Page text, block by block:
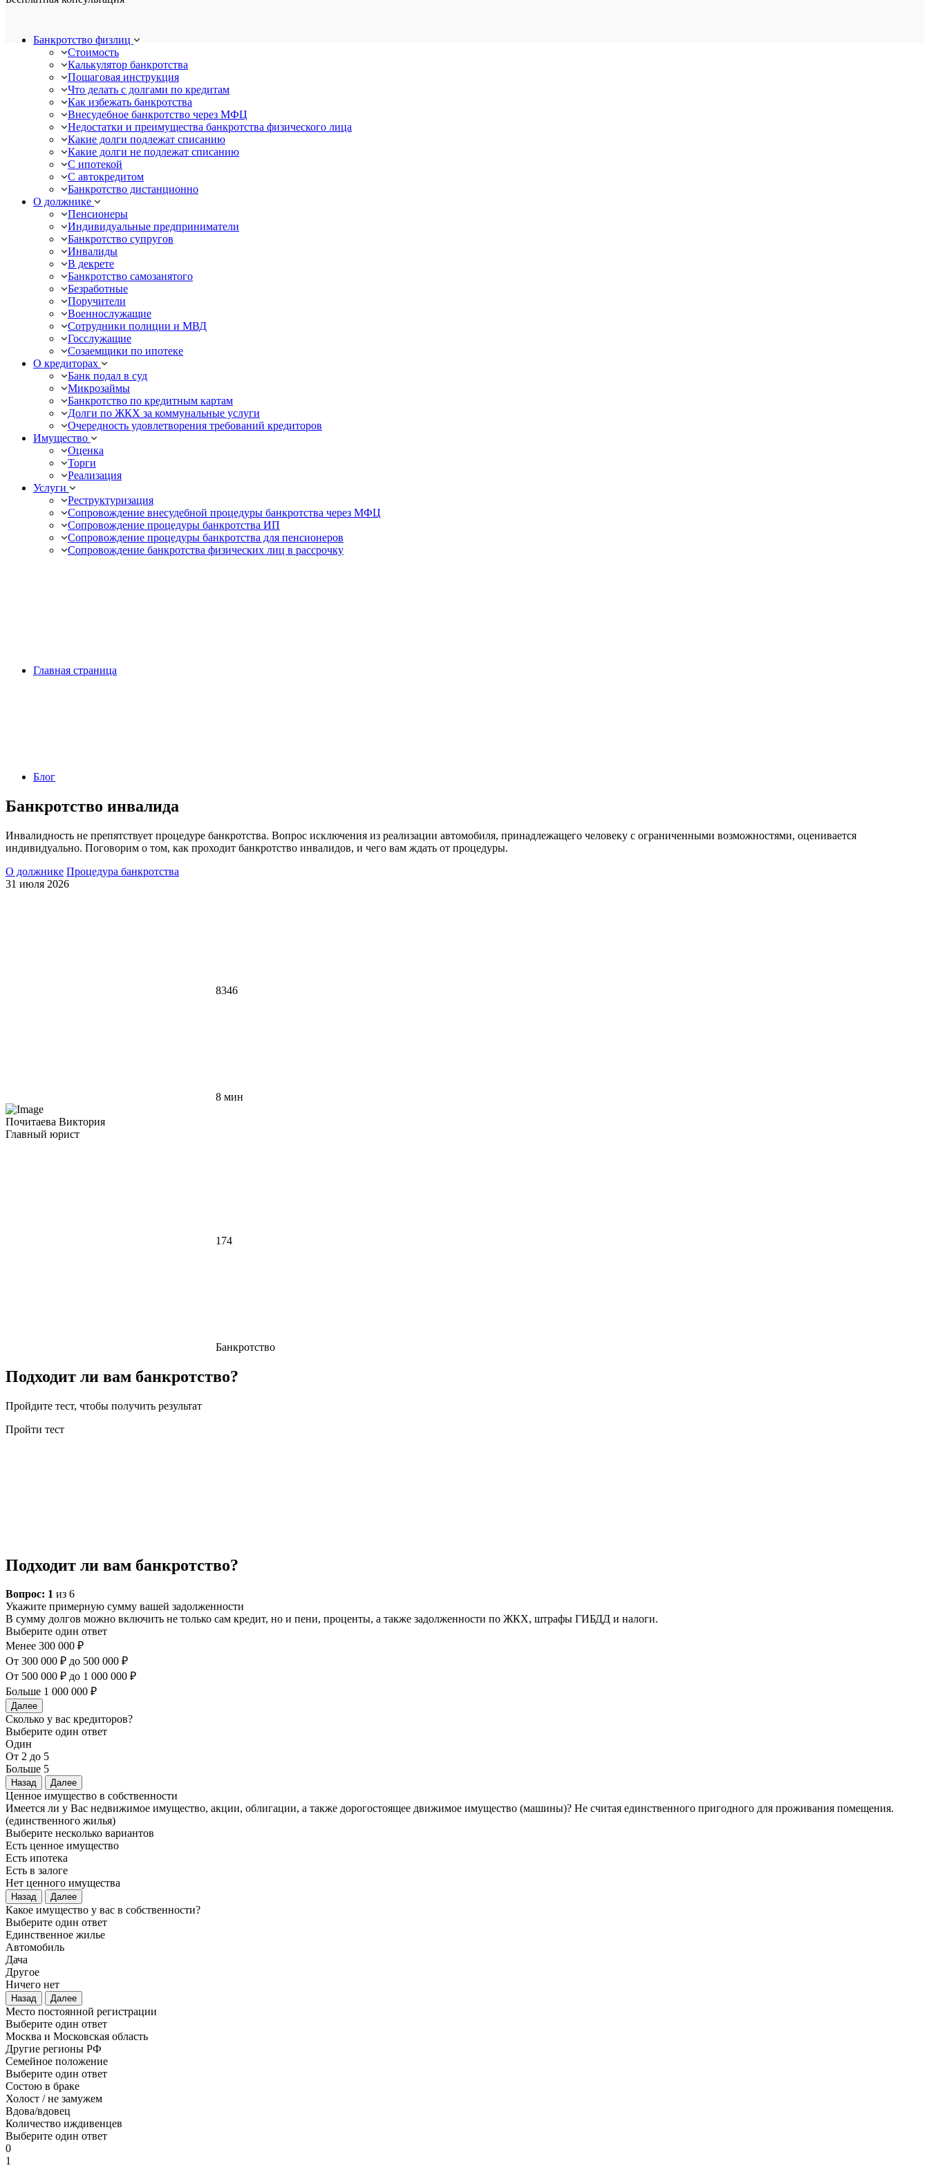
Банкротство физлиц
Стоимость
Калькулятор банкротства
Пошаговая инструкция
Что делать с долгами по кредитам
Как избежать банкротства
Внесудебное банкротство через МФЦ
Недостатки и преимущества банкротства физического лица
Какие долги подлежат списанию
Какие долги не подлежат списанию
С ипотекой
С автокредитом
Банкротство дистанционно
О должнике
Пенсионеры
Индивидуальные предприниматели
Банкротство супругов
Инвалиды
В декрете
Банкротство самозанятого
Безработные
Поручители
Военнослужащие
Сотрудники полиции и МВД
Госслужащие
Созаемщики по ипотеке
О кредиторах
Банк подал в суд
Микрозаймы
Банкротство по кредитным картам
Долги по ЖКХ за коммунальные услуги
Очередность удовлетворения требований кредиторов
Имущество
Оценка
Торги
Реализация
Услуги
Реструктуризация
Сопровождение внесудебной процедуры банкротства через МФЦ
Сопровождение процедуры банкротства ИП
Сопровождение процедуры банкротства для пенсионеров
Сопровождение банкротства физических лиц в рассрочку
Главная страница
Блог
Банкротство инвалида
Инвалидность не препятствует процедуре банкротства. Вопрос исключения из реализации автомобиля, принадлежащего человеку с ограниченными возможностями, оценивается
индивидуально. Поговорим о том, как проходит банкротство инвалидов, и чего вам ждать от процедуры.
О должнике Процедура банкротства
31 июля 2026
8346
8 мин
Почитаева Виктория
Главный юрист
174
Банкротство
Подходит ли вам банкротство?
Пройдите тест, чтобы получить результат
Пройти тест
Подходит ли вам банкротство?
Вопрос: 1 из 6
Укажите примерную сумму вашей задолженности
В сумму долгов можно включить не только сам кредит, но и пени, проценты, а также задолженности по ЖКХ, штрафы ГИБДД и налоги.
Выберите один ответ
Менее 300 000 ₽
От 300 000 ₽ до 500 000 ₽
От 500 000 ₽ до 1 000 000 ₽
Больше 1 000 000 ₽
Далее
Сколько у вас кредиторов?
Выберите один ответ
Один
От 2 до 5
Больше 5
Назад Далее
Ценное имущество в собственности
Имеется ли у Вас недвижимое имущество, акции, облигации, а также дорогостоящее движимое имущество (машины)? Не считая единственного пригодного для проживания помещения.
(единственного жилья)
Выберите несколько вариантов
Есть ценное имущество
Есть ипотека
Есть в залоге
Нет ценного имущества
Назад Далее
Какое имущество у вас в собственности?
Выберите один ответ
Единственное жилье
Автомобиль
Дача
Другое
Ничего нет
Назад Далее
Место постоянной регистрации
Выберите один ответ
Москва и Московская область
Другие регионы РФ
Семейное положение
Выберите один ответ
Состою в браке
Холост / не замужем
Вдова/вдовец
Количество иждивенцев
Выберите один ответ
0
1